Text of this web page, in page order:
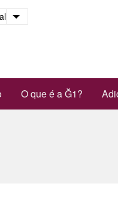
Lista de ações
O que é a Ğ1?